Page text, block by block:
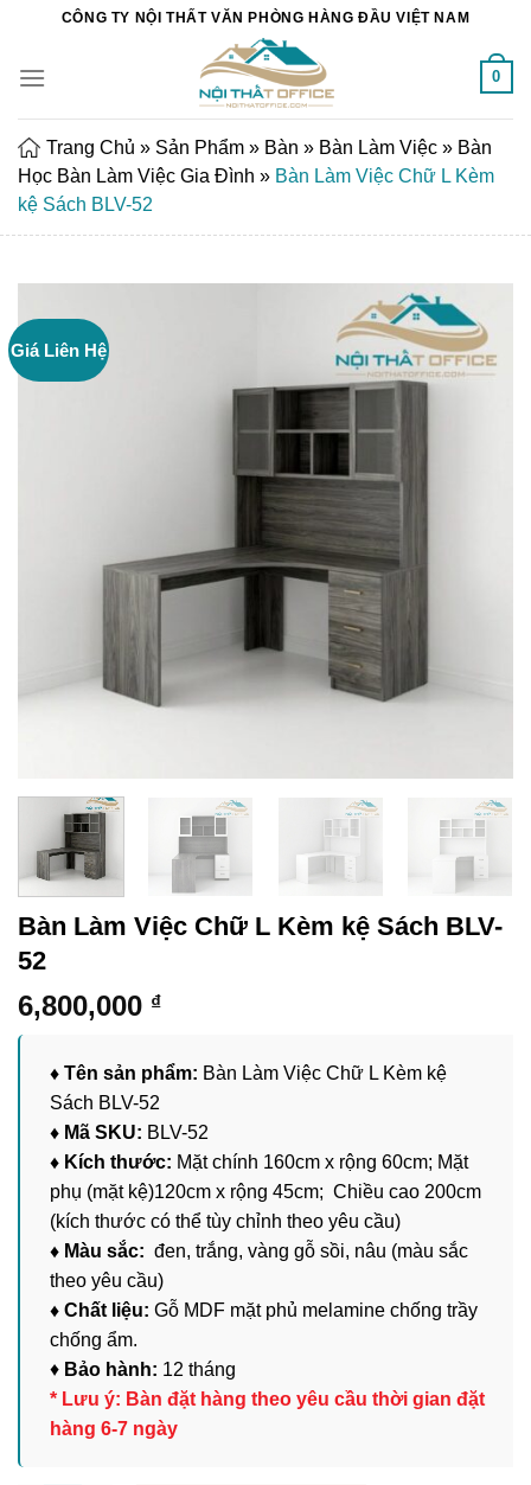
Chuyển
nội
CÔNG TY NỘI THẤT VĂN PHÒNG HÀNG ĐẦU VIỆT NAM
0
Trang Chủ » Sản Phẩm » Bàn » Bàn Làm Việc » Bàn
Học Bàn Làm Việc Gia Đình » Bàn Làm Việc Chữ L Kèm
kệ Sách BLV-52
Giá Liên Hệ
Bàn Làm Việc Chữ L Kèm kệ Sách BLV-
52
6,800,000 ₫
♦ Tên sản phẩm: Bàn Làm Việc Chữ L Kèm kệ
Sách BLV-52
♦ Mã SKU: BLV-52
♦ Kích thước: Mặt chính 160cm x rộng 60cm; Mặt
phụ (mặt kệ)120cm x rộng 45cm; Chiều cao 200cm
(kích thước có thể tùy chỉnh theo yêu cầu)
♦ Màu sắc: đen, trắng, vàng gỗ sồi, nâu (màu sắc
theo yêu cầu)
♦ Chất liệu: Gỗ MDF mặt phủ melamine chống trầy
chống ẩm.
♦ Bảo hành: 12 tháng
* Lưu ý: Bàn đặt hàng theo yêu cầu thời gian đặt
hàng 6-7 ngày